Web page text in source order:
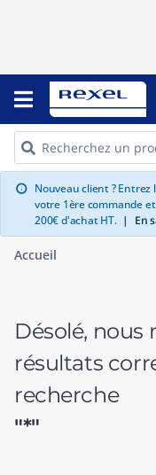
info Nouveau client ? Entrez
votre 1ère commande
200€ d'achat HT. | En
Accueil
Désolé, nous
résultats
recherche
"*"